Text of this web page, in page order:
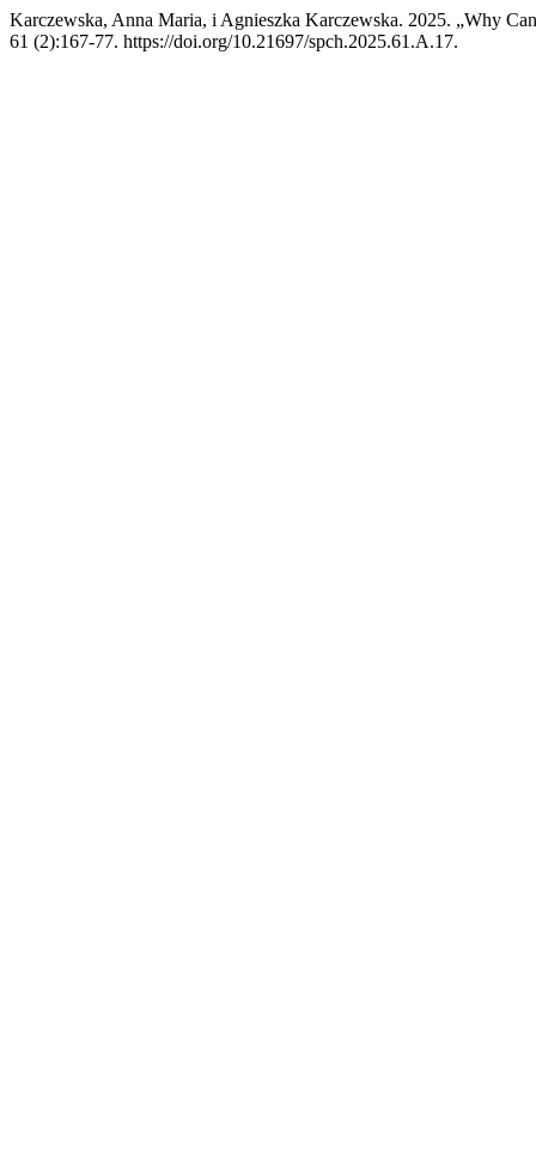
Karczewska, Anna Maria, i Agnieszka Karczewska. 2025. „Why
61 (2):167-77. https://doi.org/10.21697/spch.2025.61.A.17.